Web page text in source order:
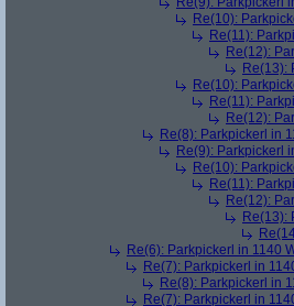
Re(10):
Re(11):
Re(12):
Re(13):
Re(10):
Re(11):
Re(12):
Re(8): Parkpickerl in
Re(9): Parkpickerl
Re(10):
Re(11):
Re(12):
Re(13):
Re(6): Parkpickerl in 1140
Re(7): Parkpickerl in
Re(8): Parkpickerl in
Re(7): Parkpickerl in